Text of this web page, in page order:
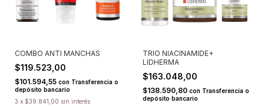
COMBO ANTI MANCHAS
$119.523,00
$101.594,55 con Transferencia o
depósito bancario
3 x $39.841,00 sin interés
TRIO NIACINAMIDE+
LIDHERMA
$163.048,00
$138.590,80 con Transferencia o
depósito bancario